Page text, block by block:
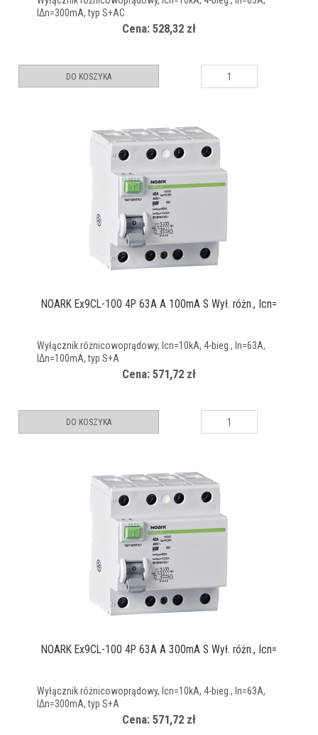
IΔn=300mA, typ S+AC
Cena: 528,32 zł
DO KOSZYKA
NOARK Ex9CL-100 4P 63A A 100mA S Wył. różn., Icn=
Wyłącznik różnicowoprądowy, Icn=10kA, 4-bieg., In=63A,
IΔn=100mA, typ S+A
Cena: 571,72 zł
DO KOSZYKA
NOARK Ex9CL-100 4P 63A A 300mA S Wył. różn., Icn=
Wyłącznik różnicowoprądowy, Icn=10kA, 4-bieg., In=63A,
IΔn=300mA, typ S+A
Cena: 571,72 zł